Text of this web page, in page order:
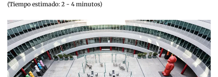
(Tiempo estimado: 2 - 4 minutos)